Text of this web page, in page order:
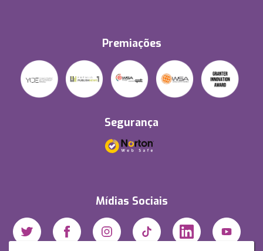
Premiações
Segurança
Mídias Sociais